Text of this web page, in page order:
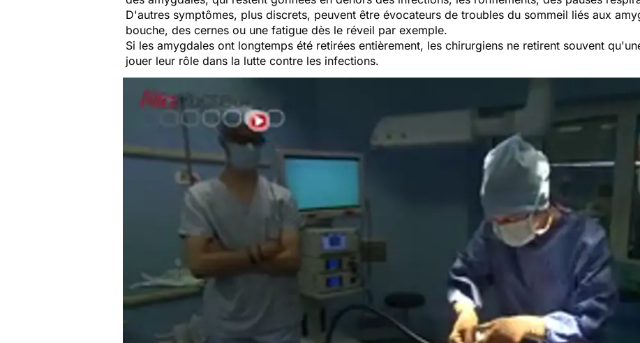
D'autres symptômes, plus discrets, peuvent être évocateurs de troubles du sommeil liés aux
bouche, des cernes ou une fatigue dès le réveil par exemple.
Si les amygdales ont longtemps été retirées entièrement, les chirurgiens ne retirent souvent
jouer leur rôle dans la lutte contre les infections.